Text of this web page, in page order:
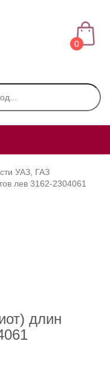
0
УАЗ, ГАЗ
лев 3162-2304061
длин